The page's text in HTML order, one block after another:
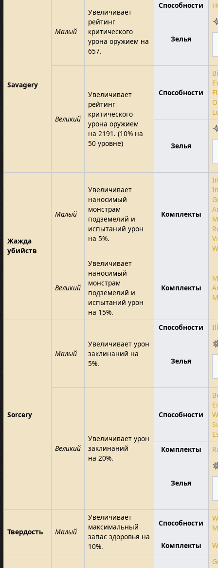
Savagery
Малый
Увеличивает
рейтинг
критического
урона оружием на
657.
Способности
Зелья
Великий
Увеличивает
рейтинг
критического
урона оружием
на 2191. (10% на
50 уровне)
Способности
Зелья
Жажда
убийств
Малый
Увеличивает
наносимый
монстрам
подземелий и
испытаний урон
на 5%.
Комплекты
Великий
Увеличивает
наносимый
монстрам
подземелий и
испытаний урон
на 15%.
Комплекты
Sorcery
Малый
Увеличивает урон
заклинаний на
5%.
Способности
Зелья
Великий
Увеличивает урон
заклинаний
на 20%.
Способности
Комплекты
Зелья
Твердость Малый
Увеличивает
максимальный
запас здоровья на
10%.
Способности
Комплекты